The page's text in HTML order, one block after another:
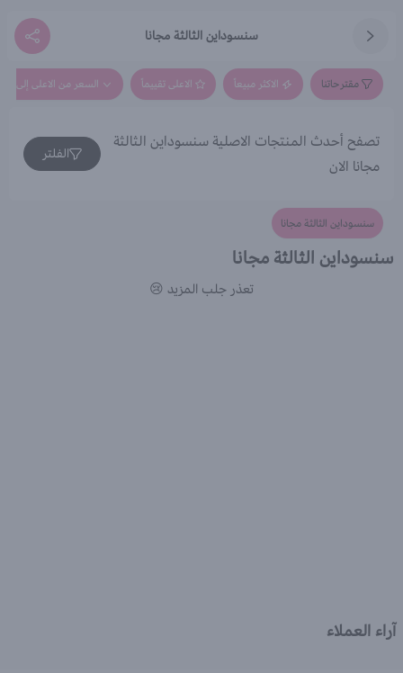
سنسوداين الثالثة مجانا
مقترحاتنا الاكثر مبيعاً الاعلى تقييماً السعر من الاعلى إلى
تصفح أحدث المنتجات الاصلية سنسوداين الثالثة
مجانا الان
الفلتر
سنسوداين الثالثة مجانا
سنسوداين الثالثة مجانا
تعذر جلب المزيد 😢
آراء العملاء